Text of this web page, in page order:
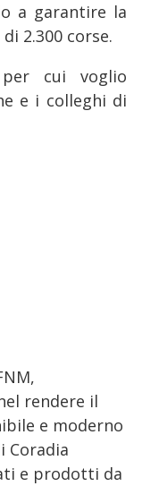
a garantire la
2.300 corse.
cui voglio
e i colleghi di
rendere il
e moderno
Coradia
e prodotti da